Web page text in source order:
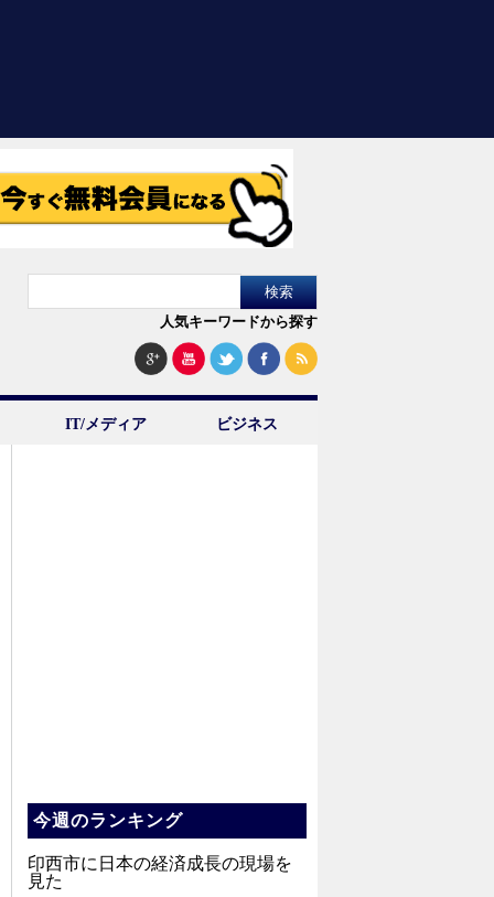
人気キーワードから探す
IT/メディア ビジネス
今週のランキング
印西市に日本の経済成長の現場を
見た